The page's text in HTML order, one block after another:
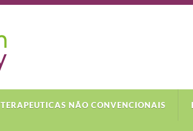
TERAPEUTICAS NÃO CONVENCIONAIS